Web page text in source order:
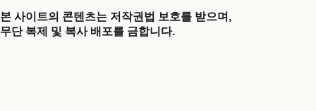
본 사이트의 콘텐츠는 저작권법 보호를 받으며,
무단 복제 및 복사 배포를 금합니다.